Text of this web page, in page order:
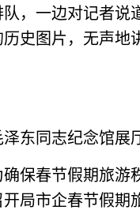
队，一边对记者说
历史图片，无声地
同志纪念馆展
春节假期旅游秩
开局市企春节假期